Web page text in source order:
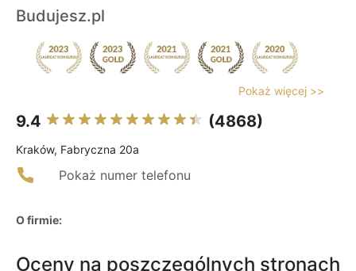
Budujesz.pl
Pokaż więcej >>
9.4 (4868)
Kraków, Fabryczna 20a
Pokaż numer telefonu
O firmie:
Oceny na poszczególnych stronach